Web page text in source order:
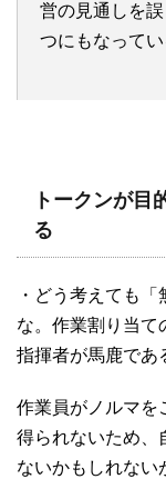
営の見通しを
つにもなってい
トークンが目
る
・どう考えても
な。作業割り当て
指揮者が馬鹿であ
作業員がノルマを
得られないため、
ないかもしれない